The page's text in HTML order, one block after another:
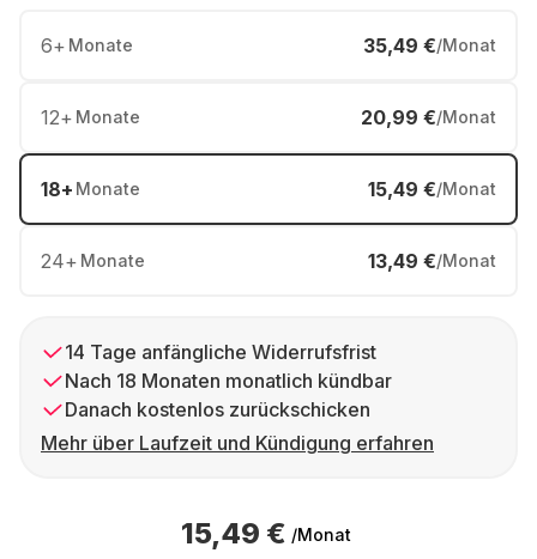
6+ Monate 35,49 €/Monat
12+ Monate 20,99 €/Monat
18+ Monate 15,49 €/Monat
24+ Monate 13,49 €/Monat
14 Tage anfängliche Widerrufsfrist
Nach 18 Monaten monatlich kündbar
Danach kostenlos zurückschicken
Mehr über Laufzeit und Kündigung erfahren
15,49 € /Monat